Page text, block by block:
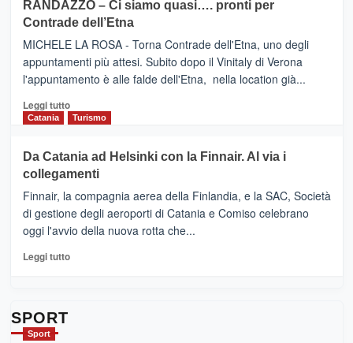
IL
NUOVO
SUMMER
CLUB
VIAGRANDE
(Ct)
–
Benanti
presenta
“Vino
&
Cultura
tappe
dell’enoturismo
RANDAZZO – Ci siamo quasi…. pronti per
Contrade dell’Etna
MICHELE LA ROSA - Torna Contrade dell'Etna, uno degli
appuntamenti più attesi. Subito dopo il Vinitaly di Verona
l'appuntamento è alle falde dell'Etna, nella location già...
Leggi tuttoLeggi
di
RANDAZZO
–
Ci
siamo
quasi….
pronti
per
Catania Turismo
Da Catania ad Helsinki con la Finnair. Al via i
collegamenti
Finnair, la compagnia aerea della Finlandia, e la SAC, Società
di gestione degli aeroporti di Catania e Comiso celebrano
oggi l'avvio della nuova rotta che...
Leggi tuttoLeggi
SPORT
Sport